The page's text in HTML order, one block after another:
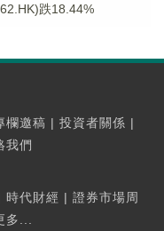
跌18.44%
欄邀稿 | 投資者關係 |
我們
時代財經 | 證券市場周
多...